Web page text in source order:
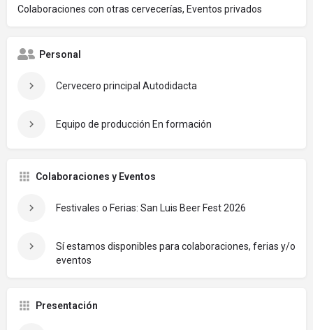
Colaboraciones con otras cervecerías, Eventos privados
Personal
Cervecero principal Autodidacta
Equipo de producción En formación
Colaboraciones y Eventos
Festivales o Ferias: San Luis Beer Fest 2026
Sí estamos disponibles para colaboraciones, ferias y/o
eventos
Presentación